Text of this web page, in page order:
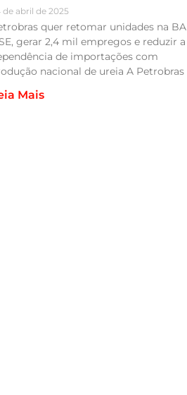
de abril de 2025
quer retomar unidades na BA
gerar 2,4 mil empregos e reduzir a
de importações com
nacional de ureia A Petrobras
Mais